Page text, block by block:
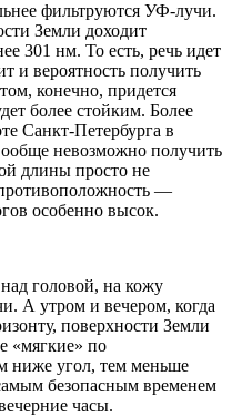
фильтруются УФ-лучи.
Земли доходит
301 нм. То есть, речь идет
и вероятность получить
конечно, придется
более стойким. Более
Санкт-Петербурга в
невозможно получить
длины просто не
—
особенно высок.
головой, на кожу
А утром и вечером, когда
поверхности Земли
«мягкие» по
ниже угол, тем меньше
безопасным временем
часы.